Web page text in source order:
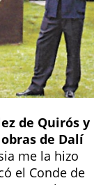
de Quirós y
de Dalí
me la hizo
el Conde de